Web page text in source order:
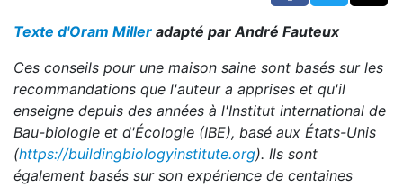
Texte d'Oram Miller adapté par André Fauteux
Ces conseils pour une maison saine sont basés sur les
recommandations que l'auteur a apprises et qu'il
enseigne depuis des années à l'Institut international de
Bau-biologie et d'Écologie (IBE), basé aux États-Unis
(https://buildingbiologyinstitute.org). Ils sont
également basés sur son expérience de centaines